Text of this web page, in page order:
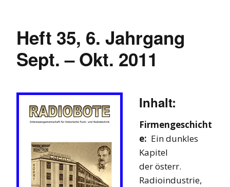
Heft 35, 6. Jahrgang
Sept. – Okt. 2011
Inhalt:
Firmengeschicht
e: Ein dunkles
Kapitel
der österr.
Radioindustrie,